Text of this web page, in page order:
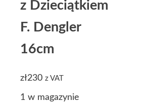
z Dzieciątkiem
F. Dengler
16cm
zł230 z VAT
1 w magazynie